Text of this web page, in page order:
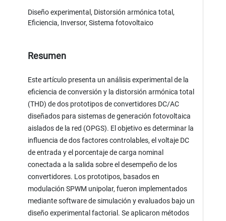
Diseño experimental, Distorsión armónica total,
Eficiencia, Inversor, Sistema fotovoltaico
Resumen
Este artículo presenta un análisis experimental de la
eficiencia de conversión y la distorsión armónica total
(THD) de dos prototipos de convertidores DC/AC
diseñados para sistemas de generación fotovoltaica
aislados de la red (OPGS). El objetivo es determinar la
influencia de dos factores controlables, el voltaje DC
de entrada y el porcentaje de carga nominal
conectada a la salida sobre el desempeño de los
convertidores. Los prototipos, basados en
modulación SPWM unipolar, fueron implementados
mediante software de simulación y evaluados bajo un
diseño experimental factorial. Se aplicaron métodos